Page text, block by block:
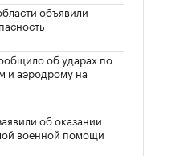
объявили
об ударах по
и аэродрому на
об оказании
военной помощи